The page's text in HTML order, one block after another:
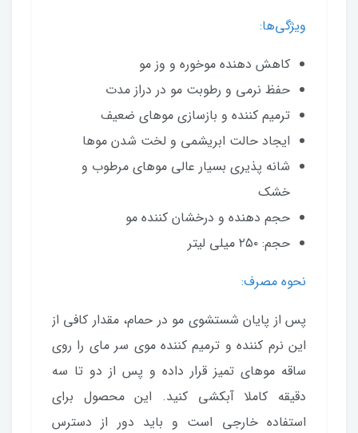
ویژگی‌ها:
کاهش دهنده موخوره و وز مو
حفظ نرمی و رطوبت مو در دراز مدت
ترمیم کننده و بازسازی موهای ضعیف
ایجاد حالت ابریشمی و لخت شدن موها
شانه پذیری بسیار عالی موهای مرطوب و
خشک
حجم دهنده و درخشان کننده مو
حجم: ۲۵۰ میلی لیتر
نحوه مصرف:
پس از پایان شستشوی مو در حمام، مقدار کافی از
این نرم‌ کننده و ترمیم کننده موی سر مای را روی
ساقه موهای تمیز قرار داده و پس از دو تا سه
دقیقه کاملا آبکشی کنید. این محصول برای
استفاده خارجی است و باید دور از دسترس